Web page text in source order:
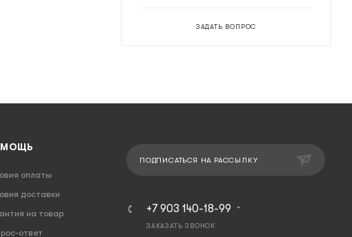
ЗАДАТЬ ВОПРОС
оплаты
доставки
на товар
ответ
ПОДПИСАТЬСЯ НА РАССЫЛКУ
+7 903 140-18-99
ЗАКАЗАТЬ ЗВОНОК